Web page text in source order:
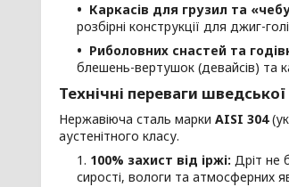
Каркасів для грузил та
розбірні конструкції для джиг-
Риболовних снастей та
блешень-вертушок (девайсів) та
Технічні переваги
Нержавіюча сталь марки AISI 304
аустенітного класу.
100% захист від іржі: Дріт не
сирості, вологи та атмосферних